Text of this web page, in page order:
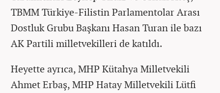
TBMM Türkiye-Filistin Parlamentolar Arası
Dostluk Grubu Başkanı Hasan Turan ile bazı
AK Partili milletvekilleri de katıldı.
Heyette ayrıca, MHP Kütahya Milletvekili
Ahmet Erbaş, MHP Hatay Milletvekili Lütfi